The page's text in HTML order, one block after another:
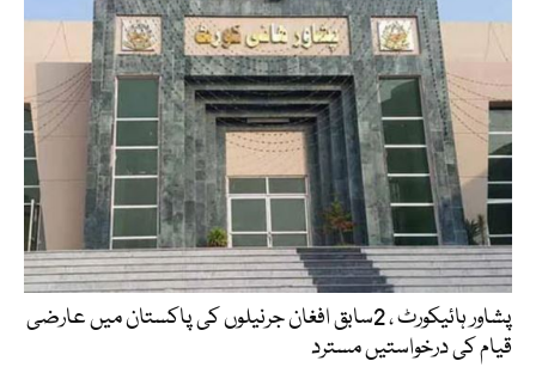
پشاور ہائیکورٹ ، 2سابق افغان جرنیلوں کی پاکستان میں عارضی
قیام کی درخواستیں مسترد